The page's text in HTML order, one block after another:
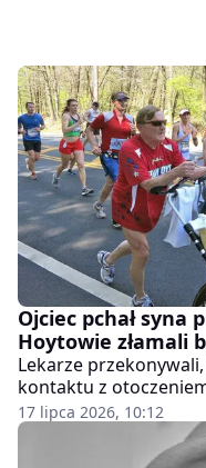
Ojciec pchał syna
Hoytowie złamali
Lekarze
kontaktu z
diagnozę, a
syna w maratonach i
17 lipca 2026, 10:12